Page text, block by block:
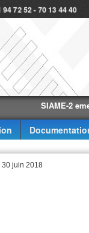
72 52 - 70 13 44 40
SIAME-2 eme
30 juin 2018